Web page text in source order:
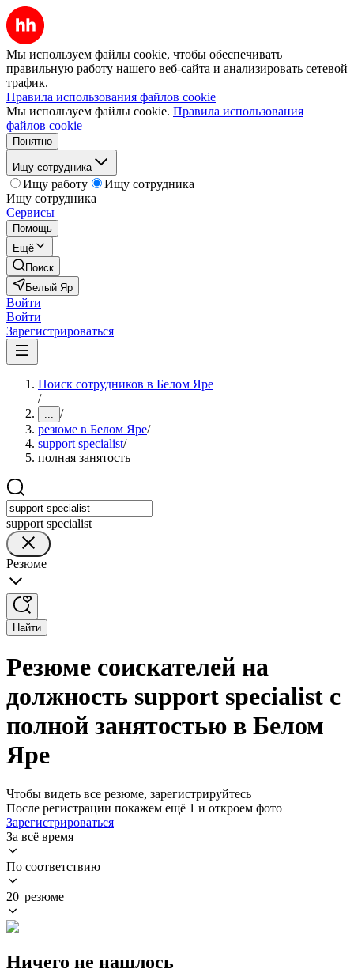
Мы используем файлы cookie, чтобы обеспечивать
правильную работу нашего веб-сайта и анализировать сетевой
трафик.
Правила использования файлов cookie
Мы используем файлы cookie. Правила использования
файлов cookie
Понятно
Ищу сотрудника
Ищу работу
Ищу сотрудника
Ищу сотрудника
Сервисы
Помощь
Ещё
Поиск
Белый Яр
Войти
Войти
Зарегистрироваться
Поиск сотрудников в Белом Яре
/
... /
резюме в Белом Яре/
support specialist/
полная занятость
support specialist
Резюме
Найти
Резюме соискателей на
должность support specialist с
полной занятостью в Белом
Яре
Чтобы видеть все резюме, зарегистрируйтесь
После регистрации покажем ещё 1 и откроем фото
Зарегистрироваться
За всё время
По соответствию
20 резюме
Ничего не нашлось